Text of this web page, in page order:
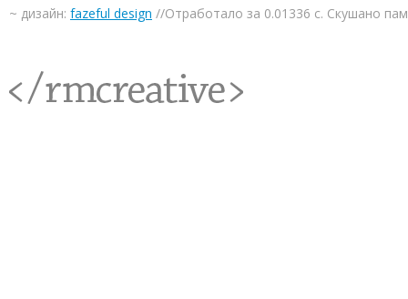
~ дизайн: fazeful design //Отработало за 0.01336 с. Скушано
<rmcreative/>